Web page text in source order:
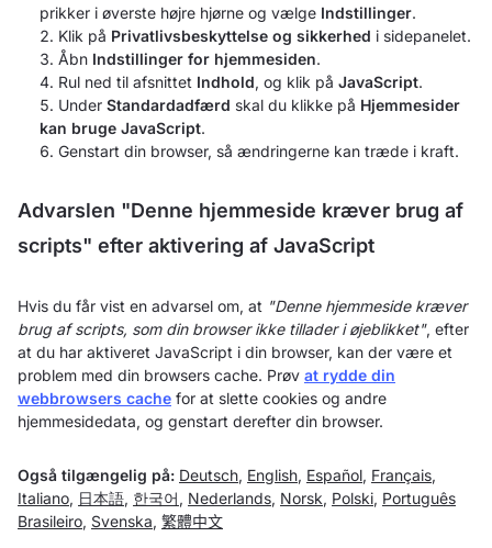
prikker i øverste højre hjørne og vælge Indstillinger.
Klik på Privatlivsbeskyttelse og sikkerhed i sidepanelet.
Åbn Indstillinger for hjemmesiden.
Rul ned til afsnittet Indhold, og klik på JavaScript.
Under Standardadfærd skal du klikke på Hjemmesider
kan bruge JavaScript.
Genstart din browser, så ændringerne kan træde i kraft.
Advarslen "Denne hjemmeside kræver brug af
scripts" efter aktivering af JavaScript
Hvis du får vist en advarsel om, at "Denne hjemmeside kræver
brug af scripts, som din browser ikke tillader i øjeblikket", efter
at du har aktiveret JavaScript i din browser, kan der være et
problem med din browsers cache. Prøv at rydde din
webbrowsers cache for at slette cookies og andre
hjemmesidedata, og genstart derefter din browser.
Også tilgængelig på: Deutsch, English, Español, Français,
Italiano, 日本語, 한국어 , Nederlands, Norsk, Polski, Português
Brasileiro, Svenska, 繁體中文